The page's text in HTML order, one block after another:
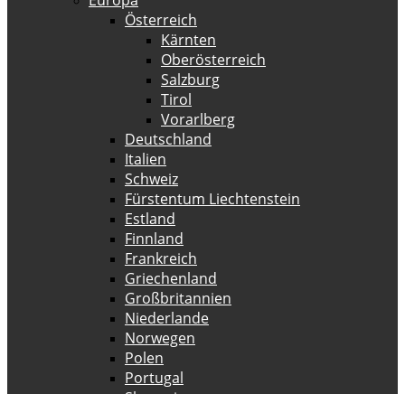
Österreich
Kärnten
Oberösterreich
Salzburg
Tirol
Vorarlberg
Deutschland
Italien
Schweiz
Fürstentum Liechtenstein
Estland
Finnland
Frankreich
Griechenland
Großbritannien
Niederlande
Norwegen
Polen
Portugal